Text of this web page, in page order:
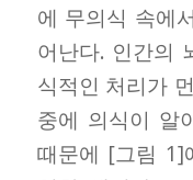
에 무의식 속에
어난다. 인간의
식적인 처리가
중에 의식이 알
때문에 [그림 1]